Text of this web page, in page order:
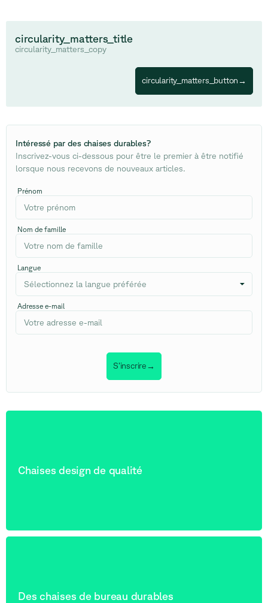
circularity_matters_title
circularity_matters_copy
circularity_matters_button→
Intéressé par des chaises durables?
Inscrivez-vous ci-dessous pour être le premier à être notifié
lorsque nous recevons de nouveaux articles.
Prénom
Nom de famille
Langue
Sélectionnez la langue préférée
Adresse e-mail
S’inscrire→
Chaises design de qualité
Des chaises de bureau durables